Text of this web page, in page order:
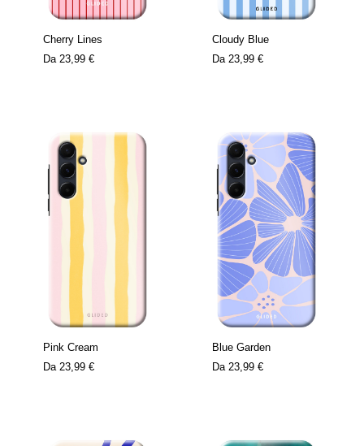
Cherry Lines
Da 23,99 €
Cloudy Blue
Da 23,99 €
Pink Cream
Da 23,99 €
Blue Garden
Da 23,99 €